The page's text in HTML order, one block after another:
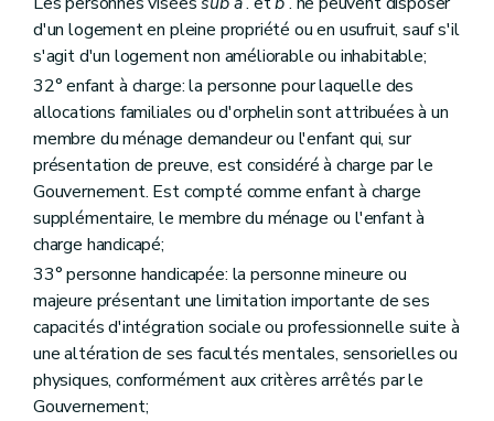
Art. 195
Art. 196
Art. 197
Section 4 Des dispositions spécifiques aux associations de promotion du logement
Art. 198
Art. 199
Chapitre VII De l'évaluation de l'application du Code
Art. 200
Titre IV Dispositions pénales
Art. 201
Art. 202
Titre V Dispositions finales
Art. 203
Art. 204
Art. 205
Art. 206
Art. 207
d'un logement en pleine propriété ou en usufruit, sauf s'il
s'agit d'un logement non améliorable ou inhabitable;
32° enfant à charge: la personne pour laquelle des
allocations familiales ou d'orphelin sont attribuées à un
membre du ménage demandeur ou l'enfant qui, sur
présentation de preuve, est considéré à charge par le
Gouvernement. Est compté comme enfant à charge
supplémentaire, le membre du ménage ou l'enfant à
charge handicapé;
33° personne handicapée: la personne mineure ou
majeure présentant une limitation importante de ses
capacités d'intégration sociale ou professionnelle suite à
une altération de ses facultés mentales, sensorielles ou
physiques, conformément aux critères arrêtés par le
Gouvernement;